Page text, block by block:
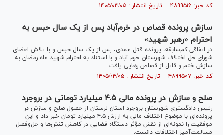
کد خبر: ۴۸۹۹۵۱۶ تاریخ انتشار : ۱۴۰۵/۰۳/۰۵
سازش پرونده قصاص در خرم‌آباد پس از یک سال حبس به
احترام «رهبر شهید»
در اتفاقی کم‌سابقه، پرونده قتل عمدی، پس از یک سال حبس و با تلاش اعضای
شورای حل اختلاف شهرستان خرم آباد و با استناد به احترام شهید ماه رمضان به
سازش ختم و قاتل از قصاص رهایی یافت.
کد خبر: ۴۸۹۹۵۰۷ تاریخ انتشار : ۱۴۰۵/۰۳/۰۵
صلح و سازش در پرونده مالی ۴.۵ میلیارد تومانی در بروجرد
رئیس دادگستری شهرستان بروجرد استان لرستان از حصول صلح و سازش در
پرونده‌ای با موضوع اختلاف مالی به ارزش ۴.۵ میلیارد تومان خبر داد و این
موفقیت را نمونه‌ای از نقش مؤثر دستگاه قضایی در کاهش تنش‌ها و حل‌وفصل
مسالمت‌آمیز اختلافات دانست.